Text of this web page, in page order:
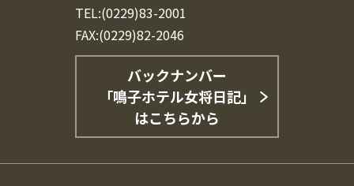
TEL:(0229)83-2001
FAX:(0229)82-2046
バックナンバー
「鳴子ホテル女将日記」
はこちらから